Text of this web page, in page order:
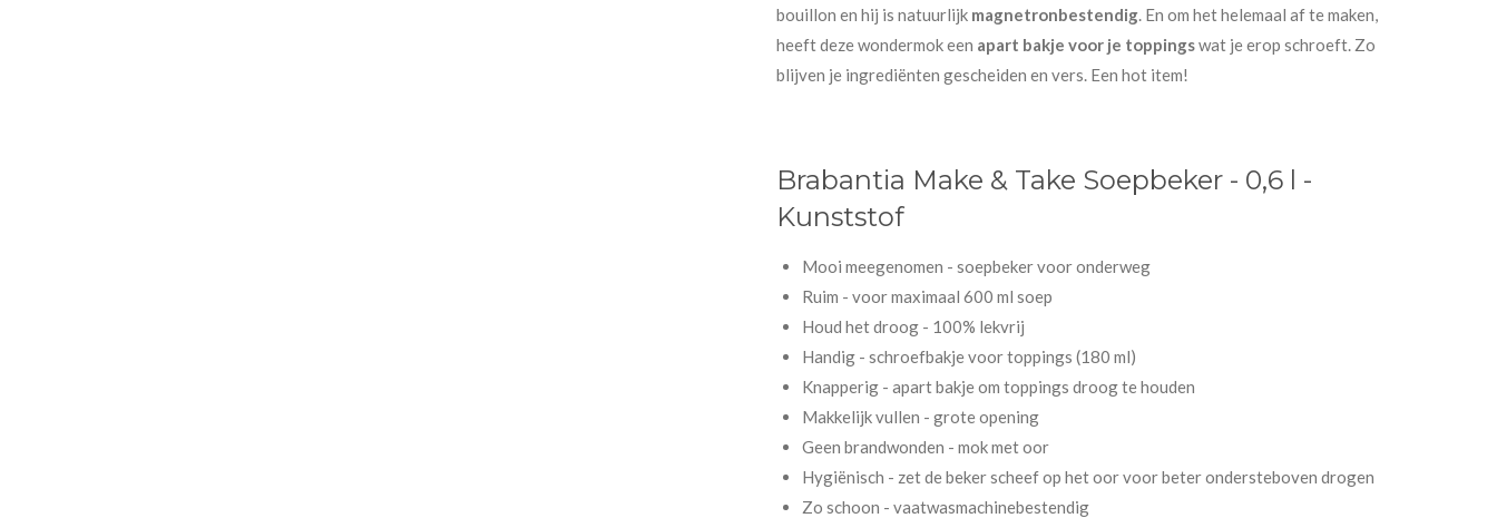
bouillon en hij is natuurlijk magnetronbestendig . En om het helemaal af te maken,
heeft deze wondermok een apart bakje voor je toppingswat je erop schroeft. Zo
blijven je ingrediënten gescheiden en vers. Een hot item!
Brabantia Make & Take Soepbeker - 0,6 l -
Kunststof
Mooi meegenomen - soepbeker voor onderweg
Ruim - voor maximaal 600 ml soep
Houd het droog - 100% lekvrij
Handig - schroefbakje voor toppings (180 ml)
Knapperig - apart bakje om toppings droog te houden
Makkelijk vullen - grote opening
Geen brandwonden - mok met oor
Hygiënisch - zet de beker scheef op het oor voor beter ondersteboven drogen
Zo schoon - vaatwasmachinebestendig